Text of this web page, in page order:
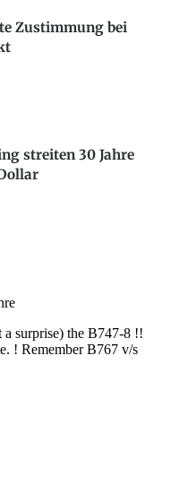
Zustimmung bei
streiten 30 Jahre